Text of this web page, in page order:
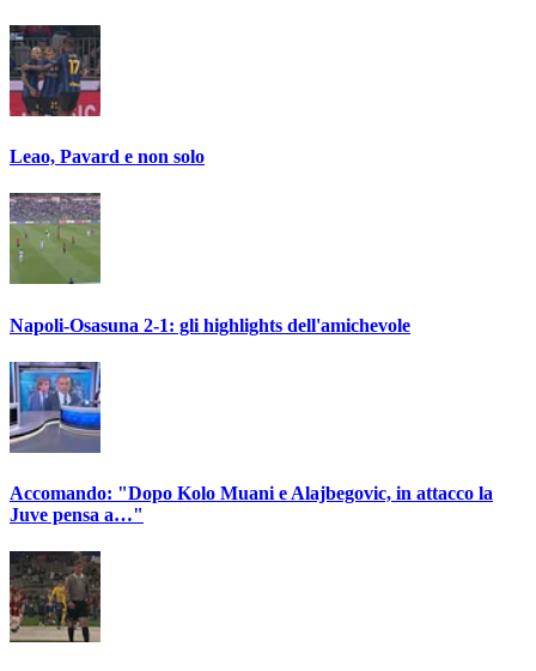
Leao, Pavard e non solo
Napoli-Osasuna 2-1: gli highlights dell'amichevole
Accomando: "Dopo Kolo Muani e Alajbegovic, in attacco la
Juve pensa a…"